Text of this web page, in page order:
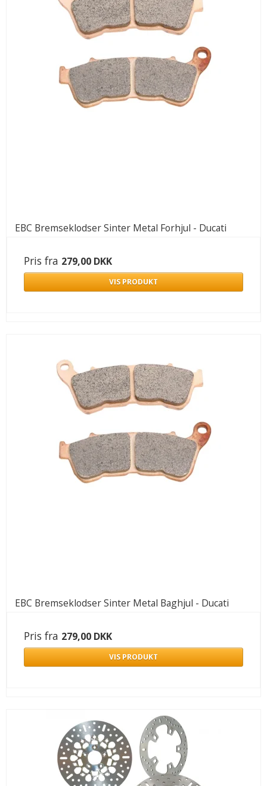
EBC Bremseklodser Sinter Metal Forhjul - Ducati
Pris fra 279,00 DKK
VIS PRODUKT
EBC Bremseklodser Sinter Metal Baghjul - Ducati
Pris fra 279,00 DKK
VIS PRODUKT